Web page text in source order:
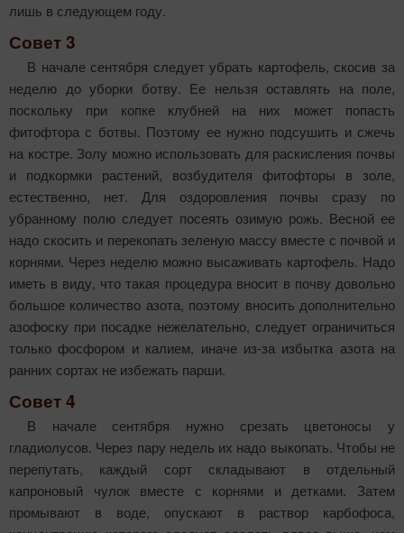
лишь в следующем году.
Совет 3
В начале сентября следует убрать картофель, скосив за
неделю до уборки ботву. Ее нельзя оставлять на поле,
поскольку при копке клубней на них может попасть
фитофтора с ботвы. Поэтому ее нужно подсушить и сжечь
на костре. Золу можно использовать для раскисления почвы
и подкормки растений, возбудителя фитофторы в золе,
естественно, нет. Для оздоровления почвы сразу по
убранному полю следует посеять ози­мую рожь. Весной ее
надо скосить и перекопать зеленую массу вместе с почвой и
корнями. Через неделю можно высаживать картофель. Надо
иметь в виду, что такая процедура вносит в почву довольно
большое количество азота, поэтому вносить дополнительно
азофоску при посадке не­желательно, следует ограничиться
только фосфо­ром и калием, иначе из-за избытка азота на
ранних сортах не избежать парши.
Совет 4
В начале сентября нужно срезать цветоносы у
гладиолусов. Через пару недель их надо выкопать. Чтобы не
перепутать, каждый сорт складывают в отдельный
капроновый чулок вместе с корнями и детками. Затем
промывают в воде, опускают в раствор карбофоса,